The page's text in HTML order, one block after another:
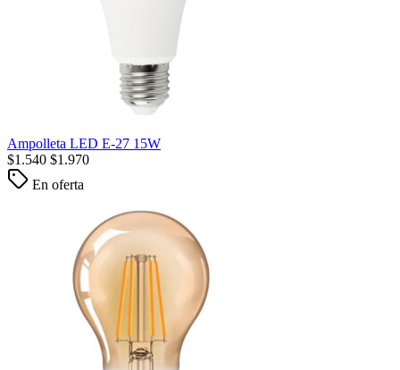
Ampolleta LED E-27 15W
$1.540 $1.970
En oferta